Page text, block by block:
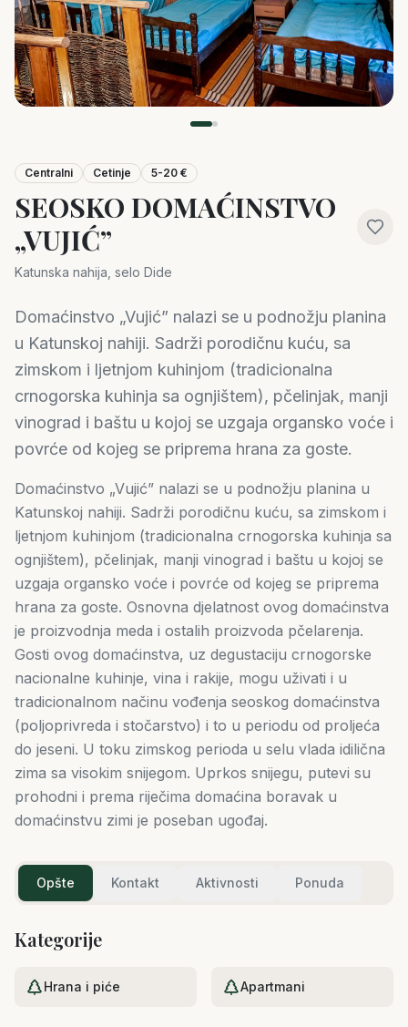
Centralni Cetinje 5-20 €
SEOSKO DOMAĆINSTVO
„VUJIĆ”
Katunska nahija, selo Dide
Domaćinstvo „Vujić” nalazi se u podnožju planina
u Katunskoj nahiji. Sadrži porodičnu kuću, sa
zimskom i ljetnjom kuhinjom (tradicionalna
crnogorska kuhinja sa ognjištem), pčelinjak, manji
vinograd i baštu u kojoj se uzgaja organsko voće i
povrće od kojeg se priprema hrana za goste.
Domaćinstvo „Vujić” nalazi se u podnožju planina u
Katunskoj nahiji. Sadrži porodičnu kuću, sa zimskom i
ljetnjom kuhinjom (tradicionalna crnogorska kuhinja sa
ognjištem), pčelinjak, manji vinograd i baštu u kojoj se
uzgaja organsko voće i povrće od kojeg se priprema
hrana za goste. Osnovna djelatnost ovog domaćinstva
je proizvodnja meda i ostalih proizvoda pčelarenja.
Gosti ovog domaćinstva, uz degustaciju crnogorske
nacionalne kuhinje, vina i rakije, mogu uživati i u
tradicionalnom načinu vođenja seoskog domaćinstva
(poljoprivreda i stočarstvo) i to u periodu od proljeća
do jeseni. U toku zimskog perioda u selu vlada idilična
zima sa visokim snijegom. Uprkos snijegu, putevi su
prohodni i prema riječima domaćina boravak u
domaćinstvu zimi je poseban ugođaj.
Opšte Kontakt Aktivnosti Ponuda
Kategorije
Hrana i piće Apartmani